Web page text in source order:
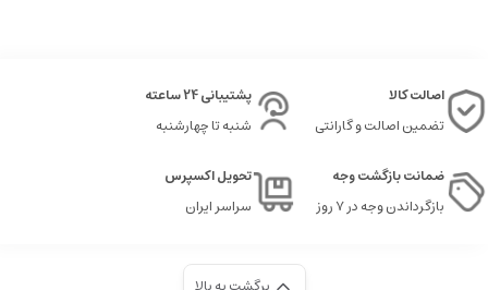
اصالت کالا
تضمین اصالت و گارانتی
پشتیبانی 24 ساعته
شنبه تا چهارشنبه
ضمانت بازگشت وجه
بازگرداندن وجه در ۷ روز
تحویل اکسپرس
سراسر ایران